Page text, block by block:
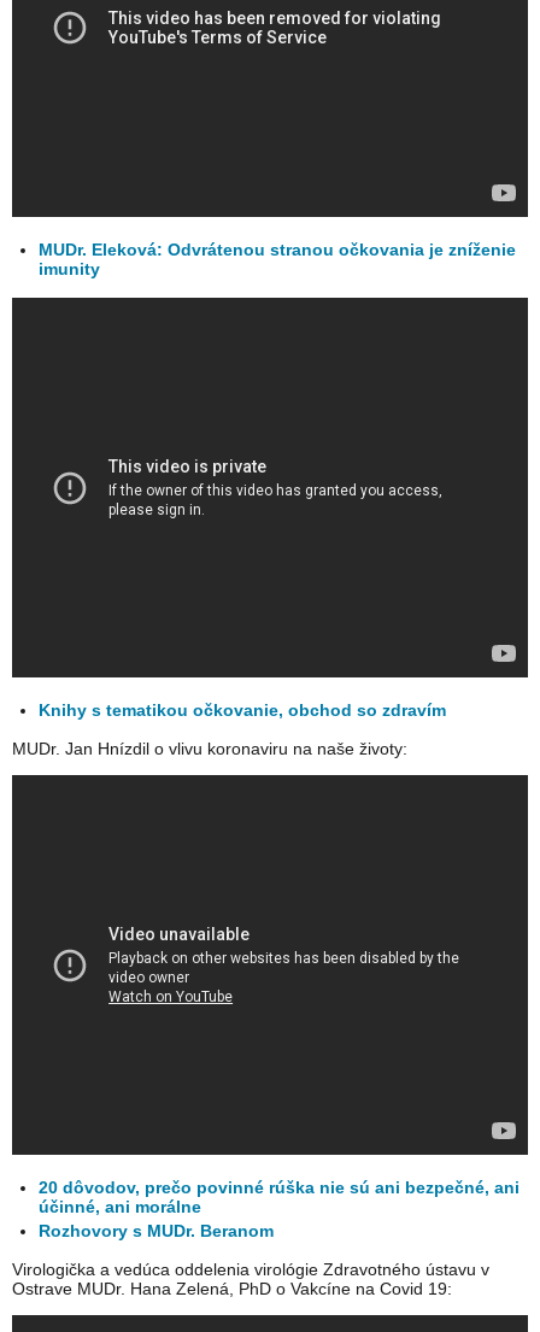
MUDr. Eleková: Odvrátenou stranou očkovania je zníženie
imunity
Knihy s tematikou očkovanie, obchod so zdravím
MUDr. Jan Hnízdil o vlivu koronaviru na naše životy:
20 dôvodov, prečo povinné rúška nie sú ani bezpečné, ani
účinné, ani morálne
Rozhovory s MUDr. Beranom
Virologička a vedúca oddelenia virológie Zdravotného ústavu v
Ostrave MUDr. Hana Zelená, PhD o Vakcíne na Covid 19: